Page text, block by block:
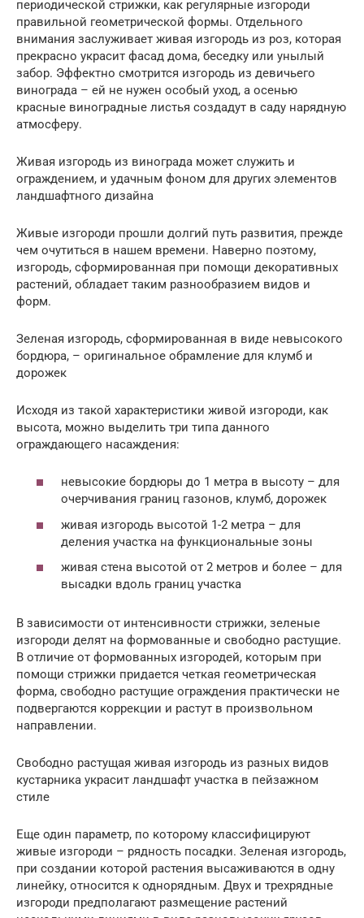
периодической стрижки, как регулярные изгороди
правильной геометрической формы. Отдельного
внимания заслуживает живая изгородь из роз, которая
прекрасно украсит фасад дома, беседку или унылый
забор. Эффектно смотрится изгородь из девичьего
винограда – ей не нужен особый уход, а осенью
красные виноградные листья создадут в саду нарядную
атмосферу.
Живая изгородь из винограда может служить и
ограждением, и удачным фоном для других элементов
ландшафтного дизайна
Живые изгороди прошли долгий путь развития, прежде
чем очутиться в нашем времени. Наверно поэтому,
изгородь, сформированная при помощи декоративных
растений, обладает таким разнообразием видов и
форм.
Зеленая изгородь, сформированная в виде невысокого
бордюра, – оригинальное обрамление для клумб и
дорожек
Исходя из такой характеристики живой изгороди, как
высота, можно выделить три типа данного
ограждающего насаждения:
невысокие бордюры до 1 метра в высоту – для
очерчивания границ газонов, клумб, дорожек
живая изгородь высотой 1-2 метра – для
деления участка на функциональные зоны
живая стена высотой от 2 метров и более – для
высадки вдоль границ участка
В зависимости от интенсивности стрижки, зеленые
изгороди делят на формованные и свободно растущие.
В отличие от формованных изгородей, которым при
помощи стрижки придается четкая геометрическая
форма, свободно растущие ограждения практически не
подвергаются коррекции и растут в произвольном
направлении.
Свободно растущая живая изгородь из разных видов
кустарника украсит ландшафт участка в пейзажном
стиле
Еще один параметр, по которому классифицируют
живые изгороди – рядность посадки. Зеленая изгородь,
при создании которой растения высаживаются в одну
линейку, относится к однорядным. Двух и трехрядные
изгороди предполагают размещение растений